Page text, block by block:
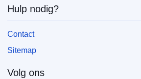
Hulp nodig?
Contact
Sitemap
Volg ons